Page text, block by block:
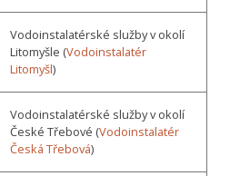
Vodoinstalatérské služby v okolí
Litomyšle (Vodoinstalatér
Litomyšl)
Vodoinstalatérské služby v okolí
České Třebové (Vodoinstalatér
Česká Třebová)